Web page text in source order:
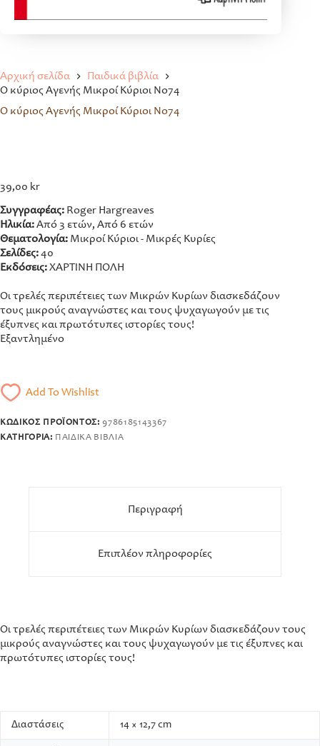
Αρχική σελίδα
Παιδικά βιβλία
Ο κύριος Αγενής Μικροί Κύριοι No74
Ο κύριος Αγενής Μικροί Κύριοι No74
39,00 kr
Συγγραφέας: Roger Hargreaves
Ηλικία:Από 3 ετών, Από 6 ετών
Θεματολογία: Μικροί Κύριοι - Μικρές Κυρίες
Σελίδες:40
Εκδόσεις:ΧΑΡΤΙΝΗ ΠΟΛΗ
Οι τρελές περιπέτειες των Μικρών Κυρίων διασκεδάζουν
τους μικρούς αναγνώστες και τους ψυχαγωγούν με τις
έξυπνες και πρωτότυπες ιστορίες τους!
Εξαντλημένο
Add To Wishlist
ΚΩΔΙΚΌΣ ΠΡΟΪΌΝΤΟΣ:9786185143367
ΚΑΤΗΓΟΡΊΑ: ΠΑΙΔΙΚΆ ΒΙΒΛΊΑ
Περιγραφή
Επιπλέον πληροφορίες
Οι τρελές περιπέτειες των Μικρών Κυρίων διασκεδάζουν τους
μικρούς αναγνώστες και τους ψυχαγωγούν με τις έξυπνες και
πρωτότυπες ιστορίες τους!
Διαστάσεις 14 × 12,7 cm